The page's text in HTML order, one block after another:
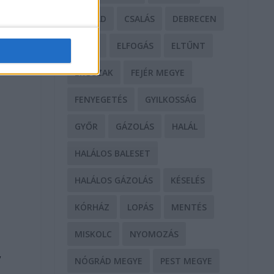
CSALÁD CSALÁS DEBRECEN
ELFOGÁS ELTŰNT
ERŐSZAK FEJÉR MEGYE
FENYEGETÉS GYILKOSSÁG
GYŐR GÁZOLÁS HALÁL
HALÁLOS BALESET
HALÁLOS GÁZOLÁS KÉSELÉS
KÓRHÁZ LOPÁS MENTÉS
MISKOLC NYOMOZÁS
NÓGRÁD MEGYE PEST MEGYE